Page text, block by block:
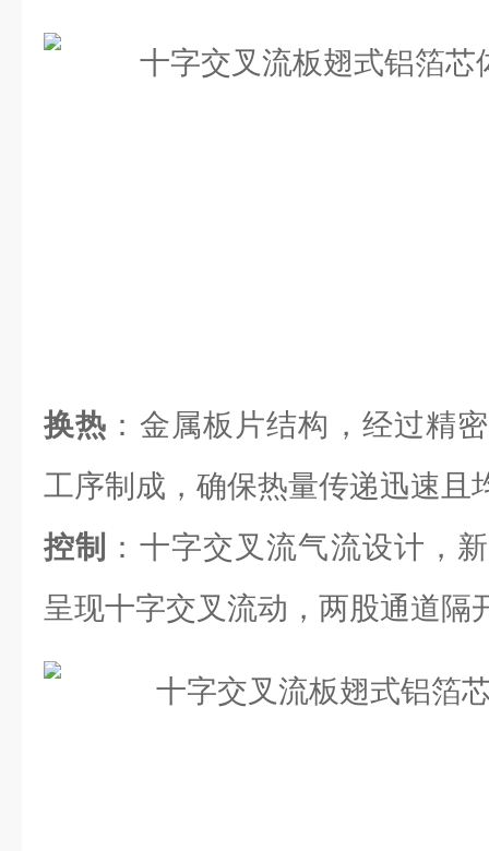
换热 ：金属板片结构，经过精
工序制成，确保热量传递迅速且
控制
：十字交叉流气流设计，
呈现十字交叉流动，两股通道隔